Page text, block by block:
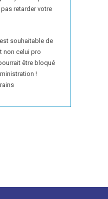
retarder votre
souhaitable de
non celui pro
être bloqué
!